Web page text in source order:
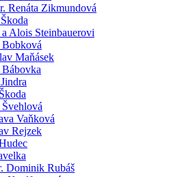
Renáta Zikmundová
Alois Steinbauerovi
Maňásek
Vaňková
Rejzek
Dominik Rubáš